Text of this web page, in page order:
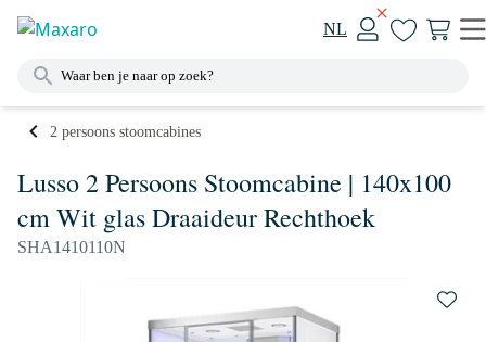
NL
2 persoons stoomcabines
Lusso 2 Persoons Stoomcabine | 140x100
cm Wit glas Draaideur Rechthoek
SHA1410110N